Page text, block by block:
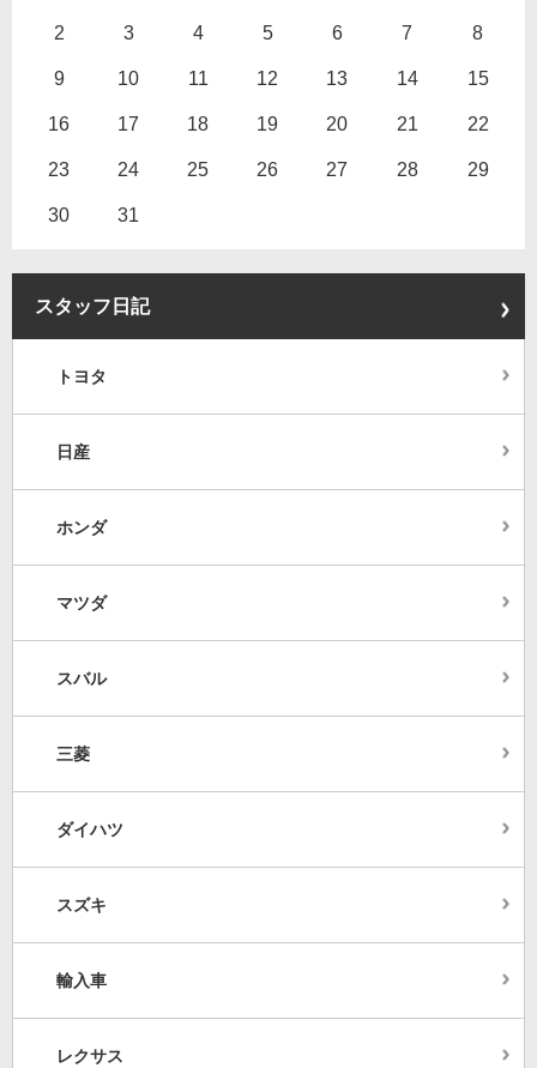
2 3 4 5 6 7 8
9 10 11 12 13 14 15
16 17 18 19 20 21 22
23 24 25 26 27 28 29
30 31
スタッフ日記
トヨタ
日産
ホンダ
マツダ
スバル
三菱
ダイハツ
スズキ
輸入車
レクサス